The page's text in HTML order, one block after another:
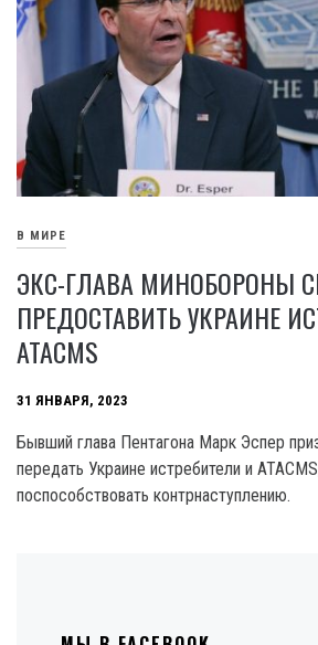
В МИРЕ
ЭКС-ГЛАВА МИНОБОРОНЫ
ПРЕДОСТАВИТЬ УКРАИНЕ
ATACMS
31 ЯНВАРЯ, 2023
Бывший глава Пентагона Марк Эспер
передать Украине истребители и
поспособствовать контрнаступлению.